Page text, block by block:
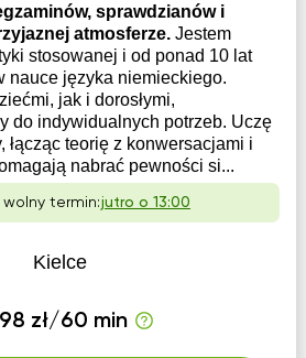
sprawdzianów i
atmosferze. Jestem
stosowanej i od ponad 10 lat
nauce języka niemieckiego.
jak i dorosłymi,
do indywidualnych potrzeb. Uczę
łącząc teorię z konwersacjami i
nabrać pewności si...
wolny termin:jutro o 13:00
Kielce
zł/60 min